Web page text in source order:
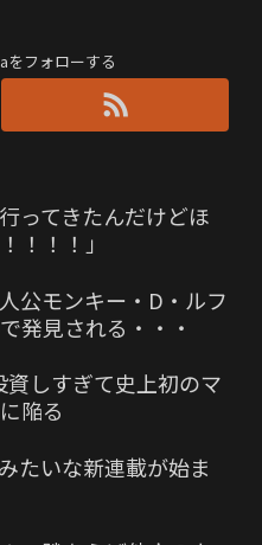
フォローする
ってきたんだけどほ
！！！」
公モンキー・D・ルフ
発見される・・・
資しすぎて史上初のマ
陥る
たいな新連載が始ま